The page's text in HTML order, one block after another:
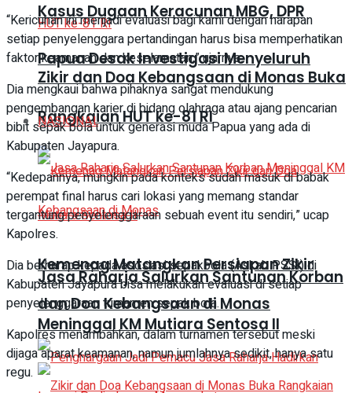
Zikir dan Doa Kebangsaan di Monas Buka
Rangkaian HUT ke-81 RI
Kemenag Matangkan Persiapan Zikir
dan Doa Kebangsaan di Monas
Kasus Dugaan Keracunan MBG, DPR
Papua Desak Investigasi Menyeluruh
NASIONAL
Jasa Raharja Salurkan Santunan Korban
Meninggal KM Mutiara Sentosa II
“Kericuhan ini menjadi evaluasi bagi kami dengan harapan
setiap penyelenggara pertandingan harus bisa memperhatikan
faktor keamanan dan keselamatan,” ujarnya.
Dia mengkaui bahwa pihaknya sangat mendukung
pengembangan karier di bidang olahraga atau ajang pencarian
bibit sepak bola untuk generasi muda Papua yang ada di
Kabupaten Jayapura.
“Kedepannya, mungkin pada konteks sudah masuk di babak
perempat final harus cari lokasi yang memang standar
tergantung penyelenggaraan sebuah event itu sendiri,” ucap
Kapolres.
Dia berharap kepada asosiasi sepakbola (Askab PSSI) di
Kabupaten Jayapura bisa melakukan evaluasi di setiap
penyelenggaraan turnamen sepak bola.
Kapolres menambahkan, dalam turnamen tersebut meski
dijaga aparat keamanan, namun jumlahnya sedikit, hanya satu
regu.